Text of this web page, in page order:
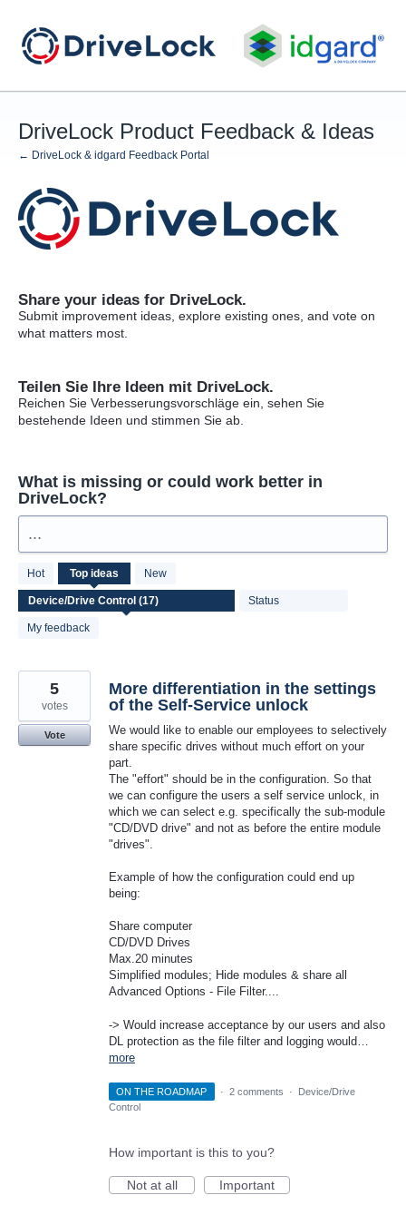
to
content
DriveLock Product Feedback & Ideas
← DriveLock & idgard Feedback Portal
Share your ideas for DriveLock.
Submit improvement ideas, explore existing ones, and vote on
what matters most.
Teilen Sie Ihre Ideen mit DriveLock.
Reichen Sie Verbesserungsvorschläge ein, sehen Sie
bestehende Ideen und stimmen Sie ab.
What is missing or could work better in
DriveLock?
...
Hot Top ideas New
Status
My feedback
17
results
found
More differentiation in the settings
of the Self-Service unlock
We would like to enable our employees to selectively
share specific drives without much effort on your
part.
The "effort" should be in the configuration. So that
we can configure the users a self service unlock, in
which we can select e.g. specifically the sub-module
"CD/DVD drive" and not as before the entire module
"drives".
Example of how the configuration could end up
being:
Share computer
CD/DVD Drives
Max.20 minutes
Simplified modules; Hide modules & share all
Advanced Options - File Filter....
-> Would increase acceptance by our users and also
DL protection as the file filter and logging would…
more
5
votes
Vote
ON THE ROADMAP · 2 comments ·
Device/Drive
Control
How important is this to you?
Not at all
Important